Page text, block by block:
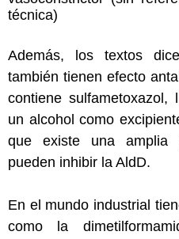
técnica)
Además, los textos
también tienen efecto
contiene sulfametoxazol,
un alcohol como
que existe una amplia
pueden inhibir la AldD.
En el mundo industrial
como la